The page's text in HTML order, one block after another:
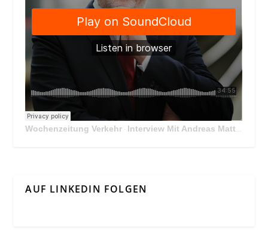
Wochenzeitung Verkehr · Interview Mit Andreas Matthä, CEO der ÖBB Holding
AUF LINKEDIN FOLGEN